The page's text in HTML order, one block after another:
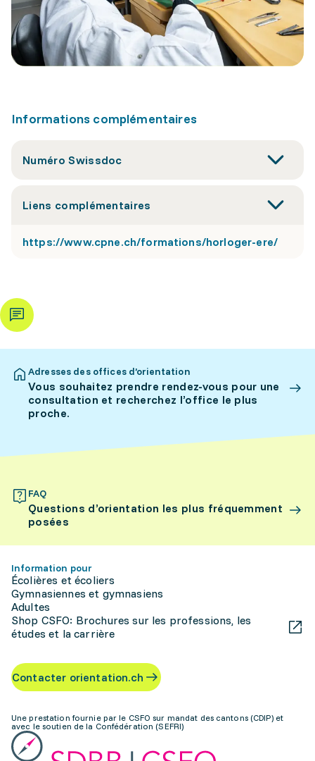
Informations complémentaires
Numéro Swissdoc
Liens complémentaires
https://www.cpne.ch/formations/horloger-ere/
Adresses des offices d’orientation
Vous souhaitez prendre rendez-vous pour une
consultation et recherchez l’office le plus
proche.
FAQ
Questions d’orientation les plus fréquemment
posées
Information pour
Écolières et écoliers
Gymnasiennes et gymnasiens
Adultes
Shop CSFO: Brochures sur les professions, les
études et la carrière
Contacter orientation.ch
Une prestation fournie par le CSFO sur mandat des cantons (CDIP) et
avec le soutien de la Confédération (SEFRI)